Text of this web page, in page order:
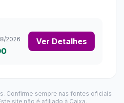
2026 Ver Detalhes
Confirme sempre nas fontes oficiais
site não é afiliado à Caixa.